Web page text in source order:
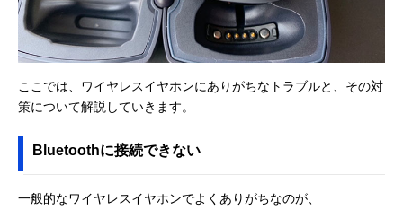
ここでは、ワイヤレスイヤホンにありがちなトラブルと、その対
策について解説していきます。
Bluetoothに接続できない
一般的なワイヤレスイヤホンでよくありがちなのが、